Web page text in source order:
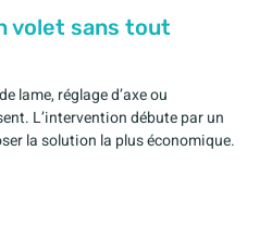
volet sans tout
lame, réglage d’axe ou
L’intervention débute par un
la solution la plus économique.